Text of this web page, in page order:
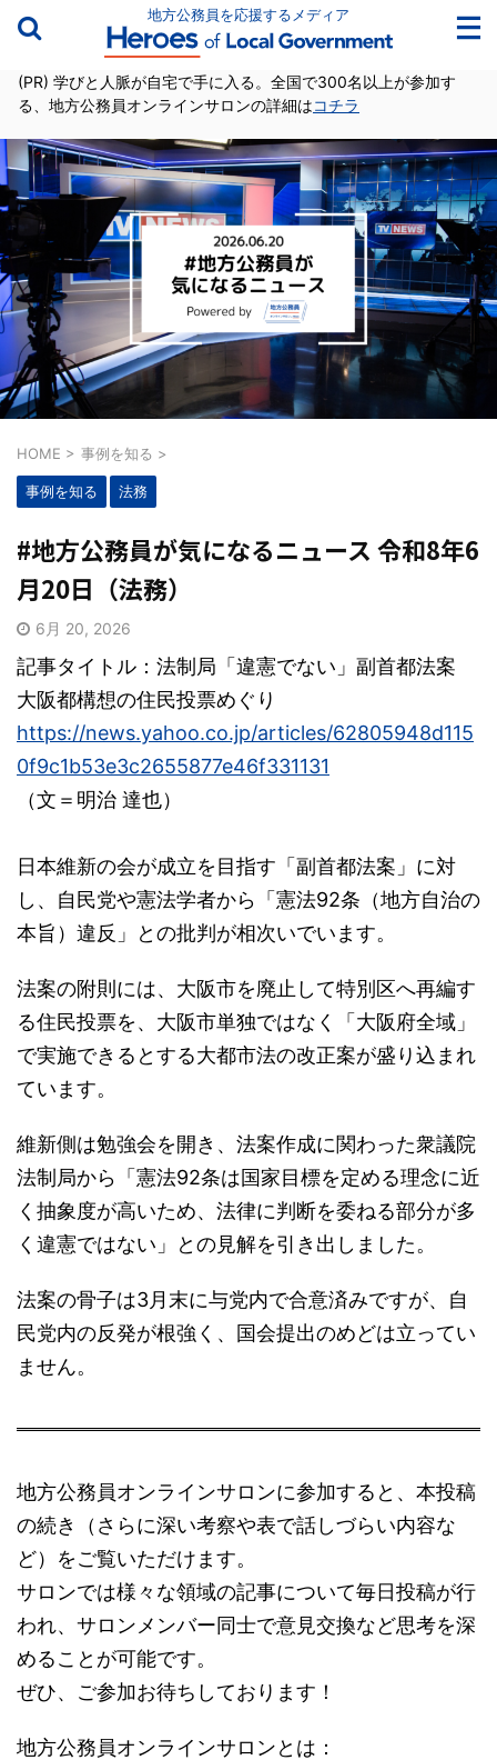
地方公務員を応援するメディア
(PR) 学びと人脈が自宅で手に入る。全国で300名以上が参加す
る、地方公務員オンラインサロンの詳細はコチラ
HOME > 事例を知る >
事例を知る 法務
#地方公務員が気になるニュース 令和8年6
月20日（法務）
6月 20, 2026
記事タイトル：法制局「違憲でない」副首都法案
大阪都構想の住民投票めぐり
https://news.yahoo.co.jp/articles/62805948d115
0f9c1b53e3c2655877e46f331131
（文＝明治 達也）
日本維新の会が成立を目指す「副首都法案」に対
し、自民党や憲法学者から「憲法92条（地方自治の
本旨）違反」との批判が相次いでいます。
法案の附則には、大阪市を廃止して特別区へ再編す
る住民投票を、大阪市単独ではなく「大阪府全域」
で実施できるとする大都市法の改正案が盛り込まれ
ています。
維新側は勉強会を開き、法案作成に関わった衆議院
法制局から「憲法92条は国家目標を定める理念に近
く抽象度が高いため、法律に判断を委ねる部分が多
く違憲ではない」との見解を引き出しました。
法案の骨子は3月末に与党内で合意済みですが、自
民党内の反発が根強く、国会提出のめどは立ってい
ません。
地方公務員オンラインサロンに参加すると、本投稿
の続き（さらに深い考察や表で話しづらい内容な
ど）をご覧いただけます。
サロンでは様々な領域の記事について毎日投稿が行
われ、サロンメンバー同士で意見交換など思考を深
めることが可能です。
ぜひ、ご参加お待ちしております！
地方公務員オンラインサロンとは：